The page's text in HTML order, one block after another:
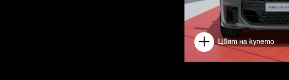
Цвят на купето